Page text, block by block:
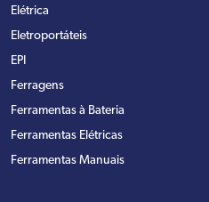
Elétrica
Eletroportáteis
EPI
Ferragens
Ferramentas à Bateria
Ferramentas Elétricas
Ferramentas Manuais